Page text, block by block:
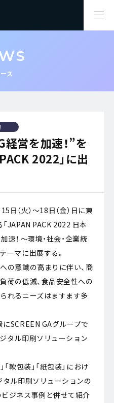
ス
経営を加速！”を
2022」に出
日（火）～18日（金）日に東
JAPAN PACK 2022 日本
速！ ～環境・社会・企業統
ーマに出展する。
の意識の高まりに伴い、商
荷の低減、食品安全性への
れるニーズはますます多
SCREEN GAグループで
タル印刷ソリューション
「軟包装」「紙包装」におけ
ル印刷ソリューションの
ジネス事例と併せて紹介